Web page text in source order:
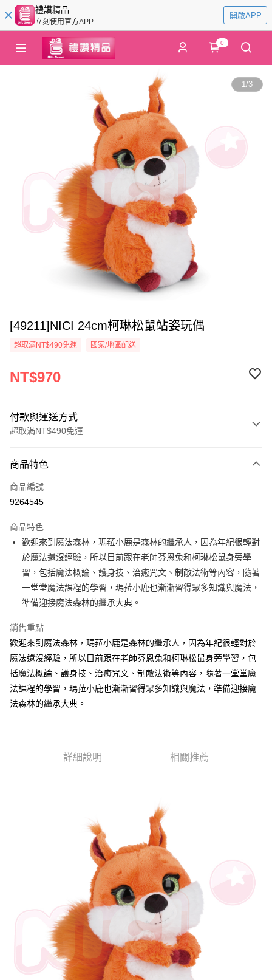
禮讚精品
立刻使用官方APP
開啟APP
0
1/3
[49211]NICI 24cm柯琳松鼠站姿玩偶
超取滿NT$490免運 國家/地區配送
NT$970
付款與運送方式
超取滿NT$490免運
信用卡一次付款
超商取貨付款
Apple Pay
街口支付
悠遊付
AFTEE先享後付
相關說明
AFTEE先享後付是「在收到商品之後才付款」的支付方式。 讓您購物簡單
便利好安心！
１．簡單：不需註冊會員、不需綁卡、不需儲值。
２．便利：只要手機號碼，簡訊認證，即可結帳。
３．安心：先確認商品／服務後，再付款。
３．收到繳費通知簡訊後14天內，點擊此簡訊中的連結，可透過四大超商／
※ 交易是否成功請以「AFTEE先享後付 」之結帳頁面顯示為準，若有關於
是否繳費成功／繳費後需取消欲退款等相關疑問，請聯繫「AFTEE先享後付
https://netprotections.freshdesk.com/support/home
１．透過由恩沛科技股份有限公司提供之「AFTEE先享後付」服務完成之交
易，需依本服務之必要範圍內提供個人資料，並將交易相關給付款項請求債
權轉讓予恩沛科技股份有限公司。
２．關於個人資料處理事宜，請瀏覽以下網址：
https://aftee.tw/terms/#terms3
３．未成年的使用者請事先徵得法定代理人或監護人之同意方可使用
「AFTEE先享後付」，若未經同意申辦者引起之損失，本公司不負相關責
４．使用「AFTEE先享後付」時，將依據個別帳號之用戶狀況，依本公司即
時審查核予不同之上限額度；若仍有額度不足之情形，本公司將視審查結果
請求用戶進行身份認證。
ATM付款
運送方式
全家付款取貨
每筆NT$100，滿NT$490(含以上)免運費
商品特色
商品編號
9264545
商品特色
歡迎來到魔法森林，瑪菈小鹿是森林的繼承人，因為年紀很輕對
於魔法還沒經驗，所以目前跟在老師芬恩兔和柯琳松鼠身旁學
習，包括魔法概論、護身技、治癒咒文、制敵法術等內容，隨著
一堂堂魔法課程的學習，瑪菈小鹿也漸漸習得眾多知識與魔法，
準備迎接魔法森林的繼承大典。
銷售重點
歡迎來到魔法森林，瑪菈小鹿是森林的繼承人，因為年紀很輕對於
魔法還沒經驗，所以目前跟在老師芬恩兔和柯琳松鼠身旁學習，包
括魔法概論、護身技、治癒咒文、制敵法術等內容，隨著一堂堂魔
法課程的學習，瑪菈小鹿也漸漸習得眾多知識與魔法，準備迎接魔
法森林的繼承大典。
詳細說明 相關推薦